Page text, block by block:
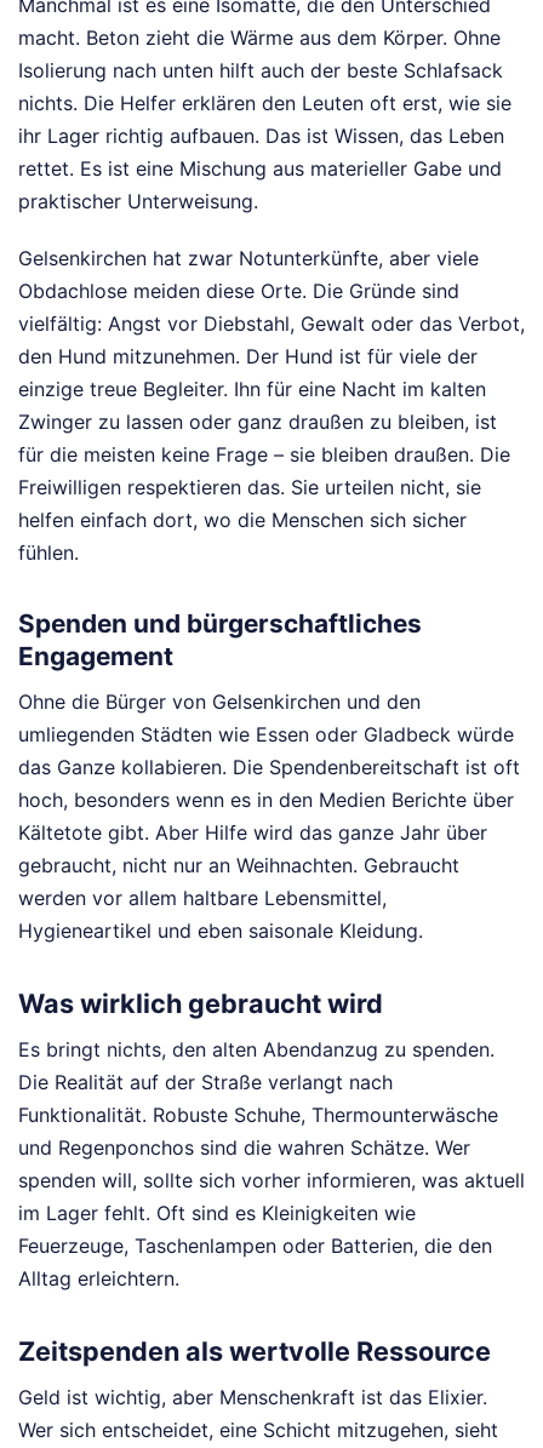
macht. Beton zieht die Wärme aus dem Körper. Ohne
Isolierung nach unten hilft auch der beste Schlafsack
nichts. Die Helfer erklären den Leuten oft erst, wie sie
ihr Lager richtig aufbauen. Das ist Wissen, das Leben
rettet. Es ist eine Mischung aus materieller Gabe und
praktischer Unterweisung.
Gelsenkirchen hat zwar Notunterkünfte, aber viele
Obdachlose meiden diese Orte. Die Gründe sind
vielfältig: Angst vor Diebstahl, Gewalt oder das Verbot,
den Hund mitzunehmen. Der Hund ist für viele der
einzige treue Begleiter. Ihn für eine Nacht im kalten
Zwinger zu lassen oder ganz draußen zu bleiben, ist
für die meisten keine Frage – sie bleiben draußen. Die
Freiwilligen respektieren das. Sie urteilen nicht, sie
helfen einfach dort, wo die Menschen sich sicher
fühlen.
Spenden und bürgerschaftliches
Engagement
Ohne die Bürger von Gelsenkirchen und den
umliegenden Städten wie Essen oder Gladbeck würde
das Ganze kollabieren. Die Spendenbereitschaft ist oft
hoch, besonders wenn es in den Medien Berichte über
Kältetote gibt. Aber Hilfe wird das ganze Jahr über
gebraucht, nicht nur an Weihnachten. Gebraucht
werden vor allem haltbare Lebensmittel,
Hygieneartikel und eben saisonale Kleidung.
Was wirklich gebraucht wird
Es bringt nichts, den alten Abendanzug zu spenden.
Die Realität auf der Straße verlangt nach
Funktionalität. Robuste Schuhe, Thermounterwäsche
und Regenponchos sind die wahren Schätze. Wer
spenden will, sollte sich vorher informieren, was aktuell
im Lager fehlt. Oft sind es Kleinigkeiten wie
Feuerzeuge, Taschenlampen oder Batterien, die den
Alltag erleichtern.
Zeitspenden als wertvolle Ressource
Geld ist wichtig, aber Menschenkraft ist das Elixier.
Wer sich entscheidet, eine Schicht mitzugehen, sieht